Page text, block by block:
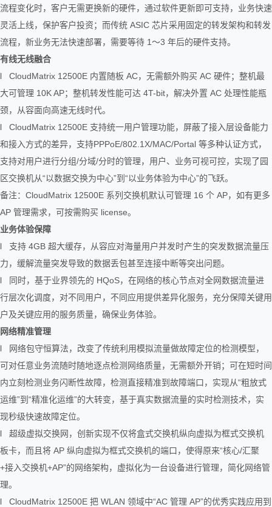
流程变化时，客户无需更换新的硬件，通过软件更新即可支持，业务快速
灵活上线，保护客户投资；而传统 ASIC 芯片采用固定的转发架构和转发
流程，新业务无法快速部署，需要等待 1～3 年后的硬件支持。
有线无线融合
l CloudMatrix 12500E 内置随板 AC，无需额外购买 AC 硬件；整机最
大可管理 10K AP；整机转发性能可达 4T-bit，解决外置 AC 处理性能瓶
颈，从容面向高速无线时代。
l CloudMatrix 12500E 支持统一用户管理功能，屏蔽了接入层设备能力
和接入方式的差异，支持PPPoE/802.1X/MAC/Portal 等多种认证方式，
支持对用户进行分组/分域/分时的管理，用户、业务可视可控，实现了园
区交换机从“以数据交换为中心”到“以业务体验为中心”的飞跃。
备注：CloudMatrix 12500E 系列交换机默认可管理 16 个 AP，如有更多
AP 管理需求，可按需购买 license。
业务体验保障
l 支持 4GB 超大缓存，从容应对海量用户并发时产生的突发数据流量压
力，缓解流量突发导致的数据丢包甚至连接中断等突出问题。
l 同时，基于业界领先的 HQoS，在网络的核心节点对全网数据流量进
行层次化调度，对不同用户，不同应用提供差异化服务，充分保障关键用
户及关键应用的服务质量，确保业务体验。
网络精准管理
l 网络包守恒算法，改变了传统利用模拟流量做故障定位的检测模型，
可对任意业务流随时随地逐点检测网络质量，无需额外开销；可在短时间
内立刻检测业务闪断性故障，检测直接精准到故障端口，实现从“粗放式
运维”到“精准化运维”的大转变，基于真实数据流量的实时检测技术，实
现秒级快速故障定位。
l 超级虚拟交换网，创新实现不仅将盒式交换机纵向虚拟为框式交换机
板卡，而且将 AP 纵向虚拟为框式交换机的端口，使得原来“核心/汇聚
+接入交换机+AP”的网络架构，虚拟化为一台设备进行管理，简化网络管
理。
l CloudMatrix 12500E 把 WLAN 领域中“AC 管理 AP”的优秀实践应用到